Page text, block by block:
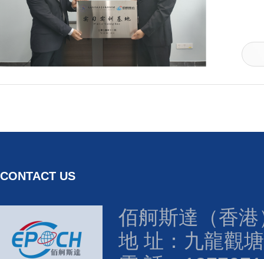
CONTACT US
佰舸斯達（香
地 址：九龍觀